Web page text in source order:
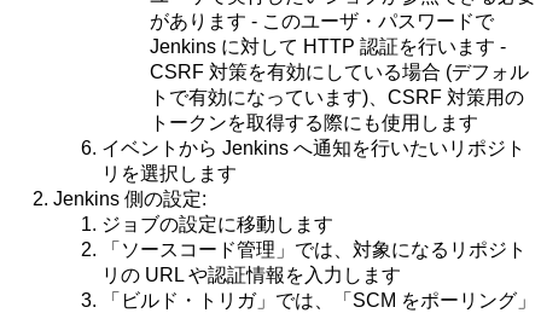
があります - このユーザ・パスワードで
Jenkins に対して HTTP 認証を行います -
CSRF 対策を有効にしている場合 (デフォル
トで有効になっています)、CSRF 対策用の
トークンを取得する際にも使用します
イベントから Jenkins へ通知を行いたいリポジト
リを選択します
Jenkins 側の設定:
ジョブの設定に移動します
「ソースコード管理」では、対象になるリポジト
リの URL や認証情報を入力します
「ビルド・トリガ」では、「SCM をポーリング」